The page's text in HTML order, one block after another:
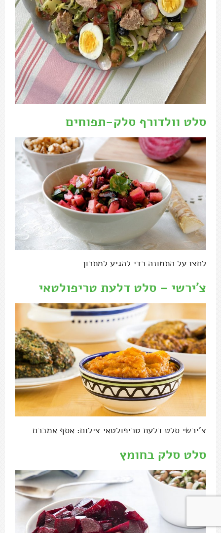
סלט וולדורף סלק-תפוחים
לחצו על התמונה כדי להגיע למתכון
צ'ירשי – סלט דלעת טריפולטאי
צ'ירשי סלט דלעת טריפולטאי צילום: אסף אמברם
סלט סלק בחומץ